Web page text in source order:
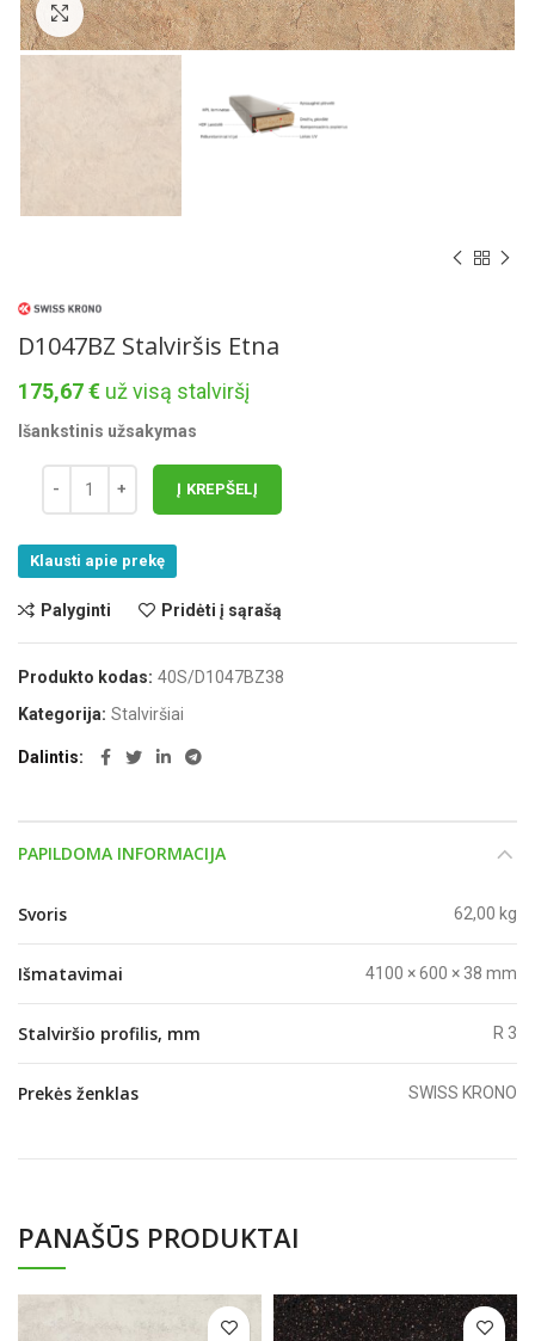
Norėdami padidinti spauskite čia
D1047BZ Stalviršis Etna
175,67€ už visą stalviršį
Išankstinis užsakymas
Į KREPŠELĮ
Klausti apie prekę
Palyginti Pridėti į sąrašą
Produkto kodas: 40S/D1047BZ38
Kategorija: Stalviršiai
Dalintis
PAPILDOMA INFORMACIJA
Svoris 62,00 kg
Išmatavimai 4100 × 600 × 38 mm
Stalviršio profilis, mm R 3
Prekės ženklas SWISS KRONO
PANAŠŪS PRODUKTAI